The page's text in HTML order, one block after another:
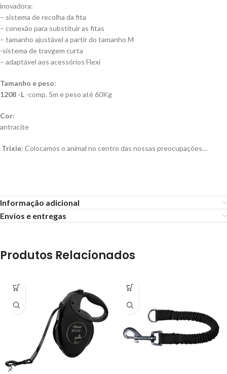
inovadora:
– sistema de recolha da fita
– conexão para substituir as fitas
– tamanho ajustável a partir do tamanho M
-sistema de travgem curta
– adaptável aos acessórios Flexi
Tamanho e peso:
1208 -L -comp. 5m e peso até 60Kg
Cor:
antracite
Trixie: Colocamos o animal no centro das nossas preocupações…
Informação adicional
Envios e entregas
Produtos Relacionados